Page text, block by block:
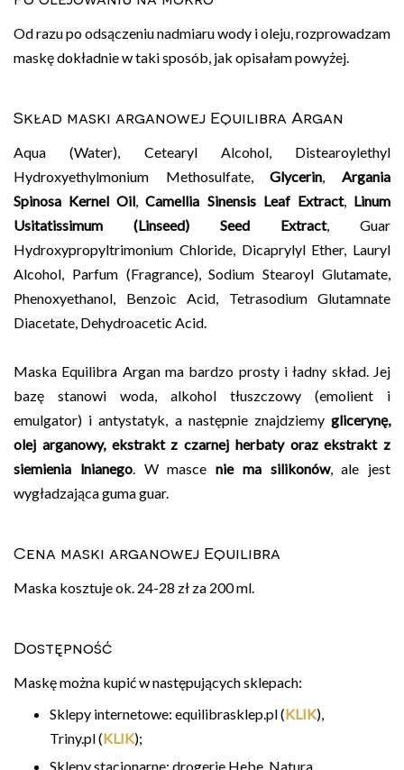
Od razu po odsączeniu nadmiaru wody i oleju, rozprowadzam
maskę dokładnie w taki sposób, jak opisałam powyżej.
Skład maski arganowej Equilibra Argan
Aqua (Water), Cetearyl Alcohol, Distearoylethyl
Hydroxyethylmonium Methosulfate,Glycerin,Argania
Spinosa Kernel Oil,Camellia Sinensis Leaf Extract, Linum
Usitatissimum (Linseed) Seed Extract, Guar
Hydroxypropyltrimonium Chloride, Dicaprylyl Ether, Lauryl
Alcohol, Parfum (Fragrance), Sodium Stearoyl Glutamate,
Phenoxyethanol, Benzoic Acid, Tetrasodium Glutamnate
Diacetate, Dehydroacetic Acid.
Maska Equilibra Argan ma bardzo prosty i ładny skład. Jej
bazę stanowi woda, alkohol tłuszczowy (emolient i
emulgator) i antystatyk, a następnie znajdziemyglicerynę,
olej arganowy, ekstrakt z czarnej herbaty oraz ekstrakt z
siemienia lnianego. W masce nie ma silikonów, ale jest
wygładzająca guma guar.
Cena maski arganowej Equilibra
Maska kosztuje ok. 24-28 zł za 200 ml.
Dostępność
Maskę można kupić w następujących sklepach:
Sklepy internetowe: equilibrasklep.pl (KLIK),
Triny.pl (KLIK);
Sklepy stacjonarne: drogerie Hebe, Natura,